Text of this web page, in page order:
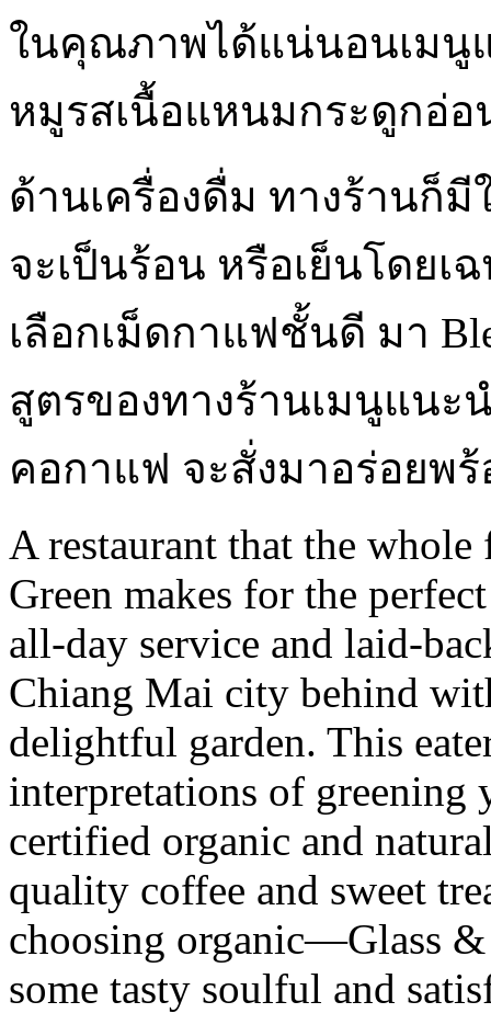
ในคุณภาพได้แน่นอนเมนู
หมูรสเนื้อแหนมกระดูกอ่อ
ด้านเครื่องดื่ม ทางร้านก็มี
จะเป็นร้อน หรือเย็นโดยเ
เลือกเม็ดกาแฟชั้นดี มา
สูตรของทางร้านเมนูแนะ
คอกาแฟ จะสั่งมาอร่อยพ
A restaurant that the
Green makes for the
all-day service and laid-
Chiang Mai city behind
delightful garden. This
interpretations of
certified organic and
quality coffee and sweet
choosing organic—Glass
some tasty soulful and